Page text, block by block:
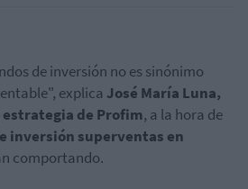
de inversión no es sinónimo
explica José María Luna,
de Profim, a la hora de
inversión superventas en
comportando.